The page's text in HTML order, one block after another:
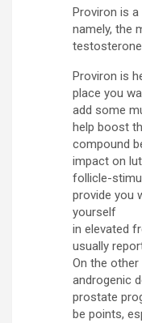
Proviron is
namely, the
Proviron is
place you
add some
help boost
compound
impact on
follicle-
provide you
yourself
in elevated
usually
On the
androgenic
prostate
be points,